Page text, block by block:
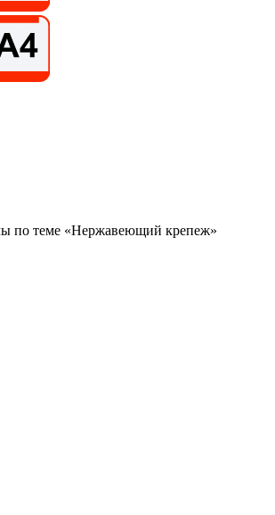
по темe «Нержавеющий крепеж»